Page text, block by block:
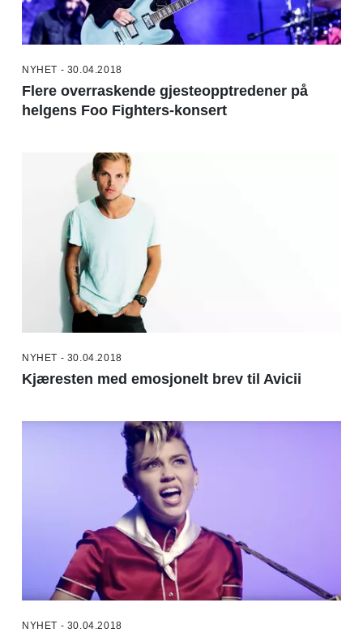
NYHET - 30.04.2018
Flere overraskende gjesteopptredener på
helgens Foo Fighters-konsert
NYHET - 30.04.2018
Kjæresten med emosjonelt brev til Avicii
NYHET - 30.04.2018